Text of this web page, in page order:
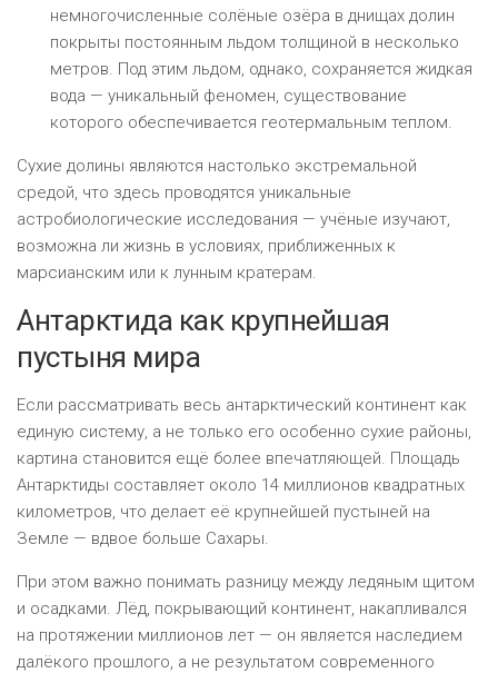
немногочисленные солёные озёра в днищах долин
покрыты постоянным льдом толщиной в несколько
метров. Под этим льдом, однако, сохраняется жидкая
вода — уникальный феномен, существование
которого обеспечивается геотермальным теплом.
Сухие долины являются настолько экстремальной
средой, что здесь проводятся уникальные
астробиологические исследования — учёные изучают,
возможна ли жизнь в условиях, приближенных к
марсианским или к лунным кратерам.
Антарктида как крупнейшая
пустыня мира
Если рассматривать весь антарктический континент как
единую систему, а не только его особенно сухие районы,
картина становится ещё более впечатляющей. Площадь
Антарктиды составляет около 14 миллионов квадратных
километров, что делает её крупнейшей пустыней на
Земле — вдвое больше Сахары.
При этом важно понимать разницу между ледяным щитом
и осадками. Лёд, покрывающий континент, накапливался
на протяжении миллионов лет — он является наследием
далёкого прошлого, а не результатом современного